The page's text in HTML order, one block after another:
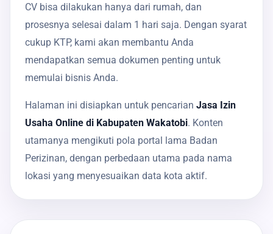
CV bisa dilakukan hanya dari rumah, dan
prosesnya selesai dalam 1 hari saja. Dengan syarat
cukup KTP, kami akan membantu Anda
mendapatkan semua dokumen penting untuk
memulai bisnis Anda.
Halaman ini disiapkan untuk pencarian Jasa Izin
Usaha Online di Kabupaten Wakatobi. Konten
utamanya mengikuti pola portal lama Badan
Perizinan, dengan perbedaan utama pada nama
lokasi yang menyesuaikan data kota aktif.